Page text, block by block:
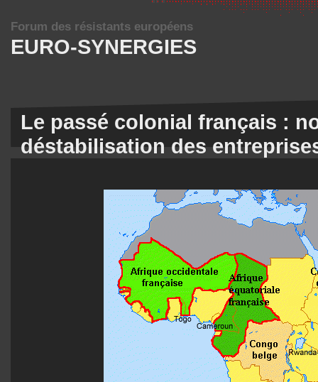
EURO-SYNERGIES
Forum des résistants européens
Le passé colonial français :
déstabilisation des